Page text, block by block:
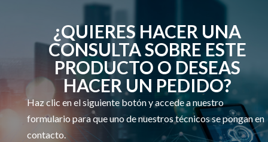
¿QUIERES HACER UNA
CONSULTA SOBRE ESTE
PRODUCTO O DESEAS
HACER UN PEDIDO?
Haz clic en el siguiente botón y accede a nuestro
formulario para que uno de nuestros técnicos se pongan en
contacto.